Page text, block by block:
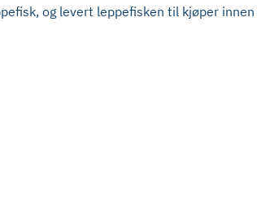
og levert leppefisken til kjøper innen